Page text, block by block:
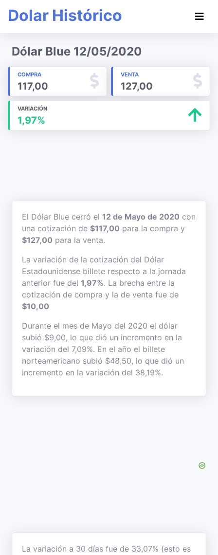
Dolar Histórico
Dólar Blue 12/05/2020
COMPRA
117,00
VENTA
127,00
VARIACIÓN
1,97%
El Dólar Blue cerró el 12 de Mayo de 2020 con
una cotización de $117,00 para la compra y
$127,00 para la venta.
La variación de la cotización del Dólar
Estadounidense billete respecto a la jornada
anterior fue del 1,97%. La brecha entre la
cotización de compra y la de venta fue de
$10,00
Durante el mes de Mayo del 2020 el dólar
subió $9,00, lo que dió un incremento en la
variación del 7,09%. En el año el billete
norteamericano subió $48,50, lo que dió un
incremento en la variación del 38,19%.
La variación a 30 días fue de 33,07% (esto es